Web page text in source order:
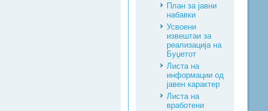
План за јавни
набавки
Усвоени
извештаи за
реализација на
Буџетот
Листа на
информации од
јавен карактер
Листа на
вработени